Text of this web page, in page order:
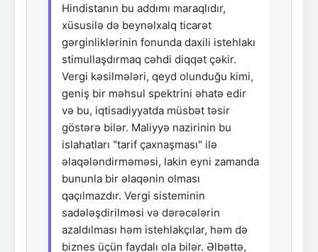
Hindistanın bu addımı maraqlıdır,
xüsusilə də beynəlxalq ticarət
gərginliklərinin fonunda daxili istehlakı
stimullaşdırmaq cəhdi diqqət çəkir.
Vergi kəsilmələri, qeyd olunduğu kimi,
geniş bir məhsul spektrini əhatə edir
və bu, iqtisadiyyatda müsbət təsir
göstərə bilər. Maliyyə nazirinin bu
islahatları "tarif çaxnaşması" ilə
əlaqələndirməməsi, lakin eyni zamanda
bununla bir əlaqənin olması
qaçılmazdır. Vergi sisteminin
sadələşdirilməsi və dərəcələrin
azaldılması həm istehlakçılar, həm də
biznes üçün faydalı ola bilər. Əlbəttə,